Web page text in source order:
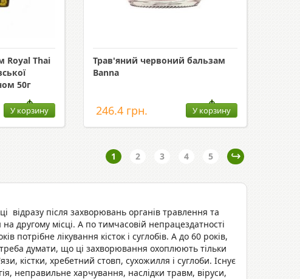
Royal Thai
50г
У корзину
Трав'яний червоний бальзам
Banna
246.4 грн. У корзину
1 2 3 4 5
відразу після захворювань органів травлення та
на другому місці. А по тимчасовій непрацездатності
лікування кісток і суглобів. А до 60 років,
думати, що ці захворювання охоплюють тільки
кістки, хребетний стовп, сухожилля і суглоби. Існує
неправильне харчування, наслідки травм, віруси,